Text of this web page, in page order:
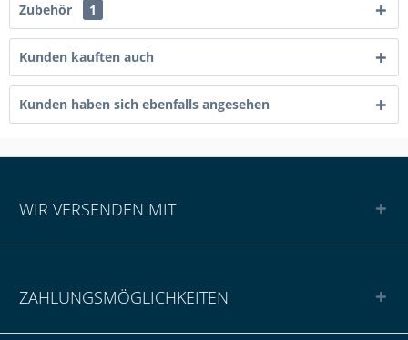
Zubehör 1
Kunden kauften auch
Kunden haben sich ebenfalls angesehen
WIR VERSENDEN MIT
ZAHLUNGSMÖGLICHKEITEN